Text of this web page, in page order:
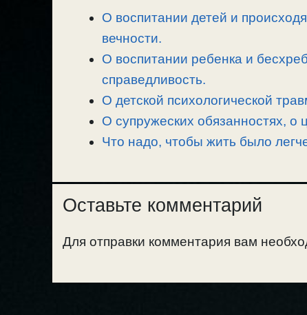
r
a
m
o
o
k
в
и
т
О воспитании детей и
вечности.
О воспитании ребенка и
справедливость.
О детской психологической
О супружеских обязанностях,
Что надо, чтобы жить было
Оставьте комментарий
Для отправки комментария вам